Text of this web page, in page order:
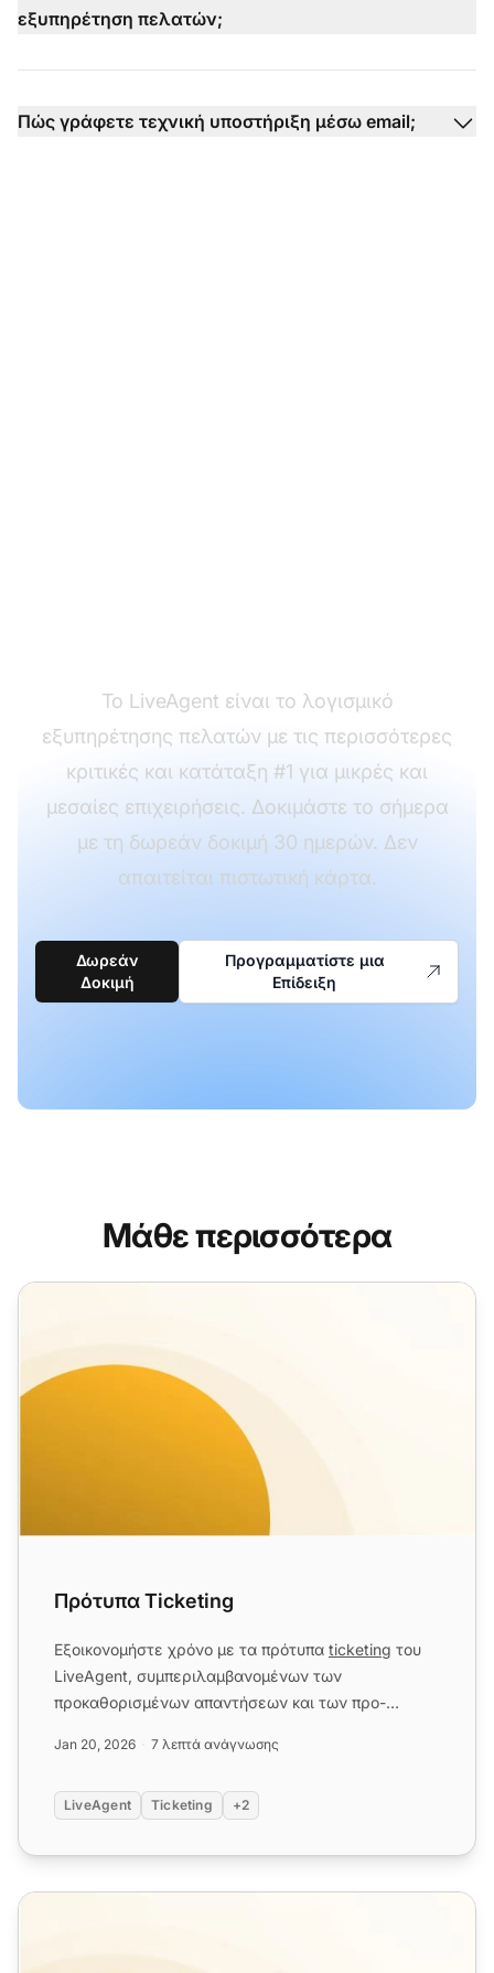
εξυπηρέτηση πελατών;
Πώς γράφετε τεχνική υποστήριξη μέσω email;
Το LiveAgent είναι το λογισμικό
εξυπηρέτησης πελατών με τις περισσότερες
κριτικές και κατάταξη #1 για μικρές και
μεσαίες επιχειρήσεις. Δοκιμάστε το σήμερα
με τη δωρεάν δοκιμή 30 ημερών. Δεν
απαιτείται πιστωτική κάρτα.
Δωρεάν
Δοκιμή
Προγραμματίστε μια
Επίδειξη
Μάθε περισσότερα
Πρότυπα Ticketing
Πρότυπα Ticketing
Εξοικονομήστε χρόνο με τα πρότυπα ticketing του
LiveAgent, συμπεριλαμβανομένων των
προκαθορισμένων απαντήσεων και των προ-
Jan 20, 2026 7 λεπτά ανάγνωσης
LiveAgent Ticketing +2
Πρότυπα Email Παρακολούθησης Εξυπηρέτησης